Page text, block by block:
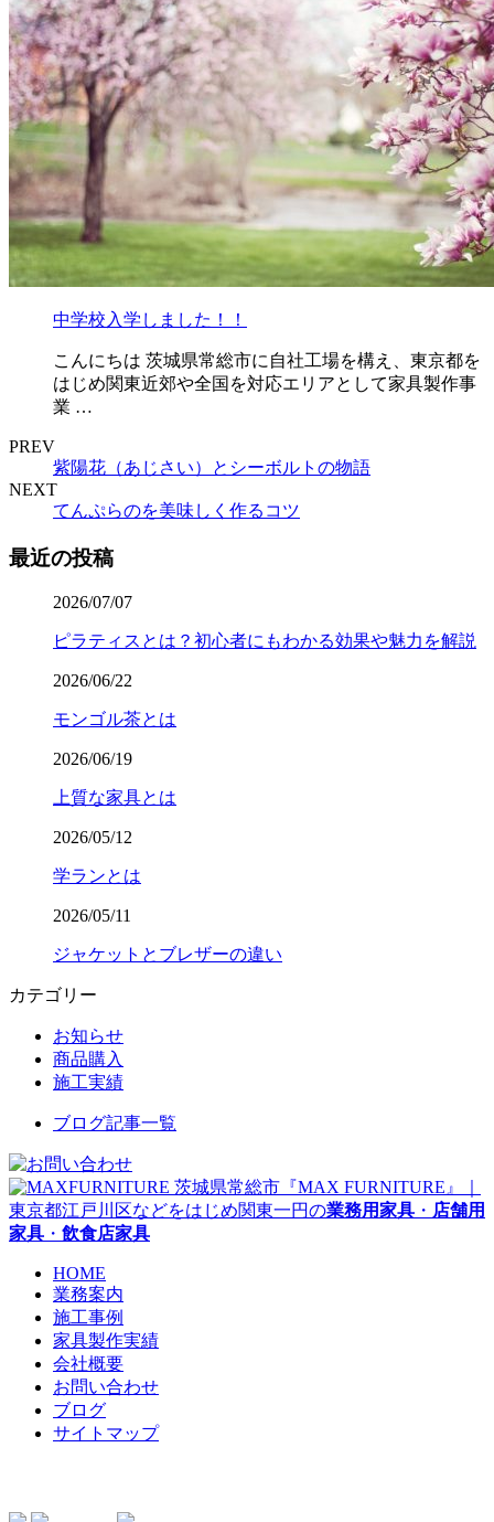
中学校入学しました！！
こんにちは 茨城県常総市に自社工場を構え、東京都を
はじめ関東近郊や全国を対応エリアとして家具製作事
業 …
PREV
紫陽花（あじさい）とシーボルトの物語
NEXT
てんぷらのを美味しく作るコツ
最近の投稿
2026/07/07
ピラティスとは？初心者にもわかる効果や魅力を解説
2026/06/22
モンゴル茶とは
2026/06/19
上質な家具とは
2026/05/12
学ランとは
2026/05/11
ジャケットとブレザーの違い
カテゴリー
お知らせ
商品購入
施工実績
ブログ記事一覧
茨城県常総市『MAX FURNITURE』｜
東京都江戸川区などをはじめ関東一円の業務用家具 ・ 店舗用
家具 ・ 飲食店家具
HOME
業務案内
施工事例
家具製作実績
会社概要
お問い合わせ
ブログ
サイトマップ